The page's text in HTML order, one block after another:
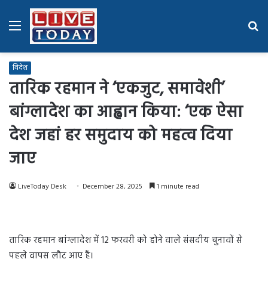
Menu
विदेश
तारिक रहमान ने ‘एकजुट, समावेशी’
बांग्लादेश का आह्वान किया: ‘एक ऐसा
देश जहां हर समुदाय को महत्व दिया
जाए
LiveToday Desk December 28, 2025 1 minute read
तारिक रहमान बांग्लादेश में 12 फरवरी को होने वाले संसदीय चुनावों से
पहले वापस लौट आए हैं।